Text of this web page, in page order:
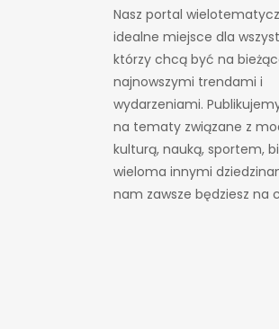
Nasz portal
idealne miejsce dla
którzy chcą być na
najnowszymi trendami i
wydarzeniami.
na tematy związane z
kulturą, nauką, sportem,
wieloma innymi
nam zawsze będziesz na